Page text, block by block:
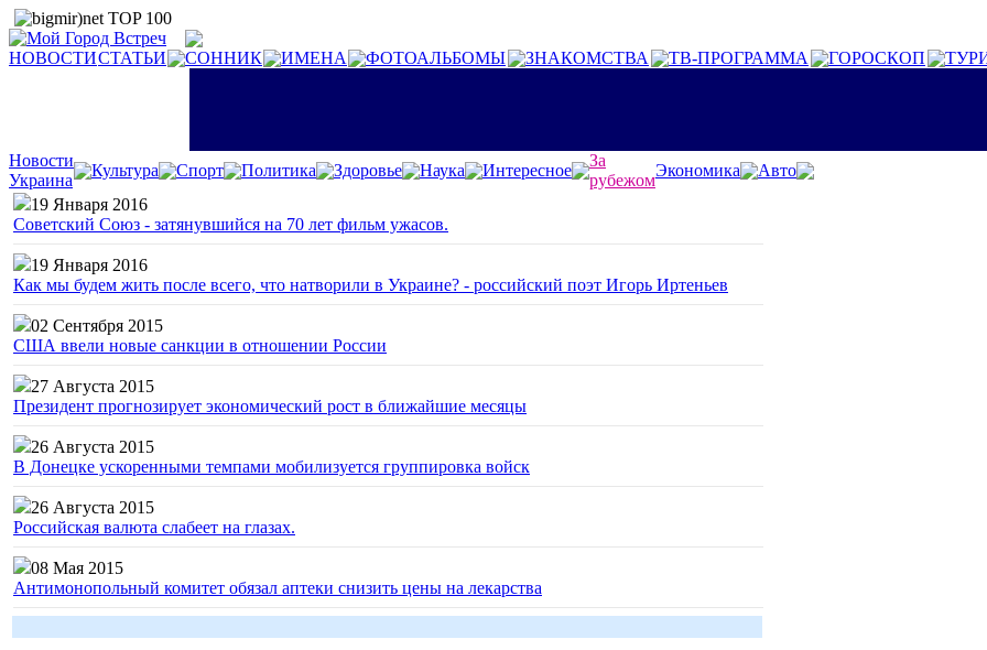
НОВОСТИСТАТЬИ СОННИК ИМЕНА ФОТОАЛЬБОМЫ ЗНАКОМСТВА ТВ-ПРОГРАММА ГОРОСКОП
Новости
Украина
Культура Спорт Политика Здоровье Наука Интересное
За
рубежом
Экономика
Авто
19 Января 2016
Советский Союз - затянувшийся на 70 лет фильм ужасов.
19 Января 2016
Как мы будем жить после всего, что натворили в Украине? - российский поэт Игорь Иртеньев
02 Сентября 2015
США ввели новые санкции в отношении России
27 Августа 2015
Президент прогнозирует экономический рост в ближайшие месяцы
26 Августа 2015
В Донецке ускоренными темпами мобилизуется группировка войск
26 Августа 2015
Российская валюта слабеет на глазах.
08 Мая 2015
Антимонопольный комитет обязал аптеки снизить цены на лекарства